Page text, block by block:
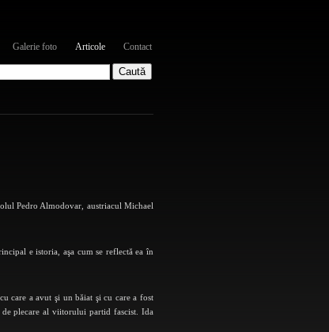
Galerie foto Articole Contact
Pedro Almodovar, austriacul Michael
e istoria, aşa cum se reflectă ea în
care a avut şi un băiat şi cu care a fost
plecare al viitorului partid fascist. Ida